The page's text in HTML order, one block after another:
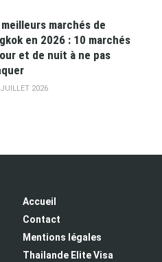
marchés de
en 2026 : 10 marchés
et de nuit à ne pas
2026
Accueil
Contact
Mentions légales
Thailande Elite Visa